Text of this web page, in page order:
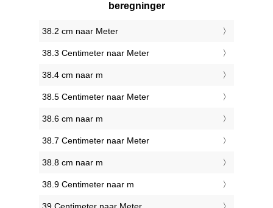
beregninger
38.2 cm naar Meter
38.3 Centimeter naar Meter
38.4 cm naar m
38.5 Centimeter naar Meter
38.6 cm naar m
38.7 Centimeter naar Meter
38.8 cm naar m
38.9 Centimeter naar m